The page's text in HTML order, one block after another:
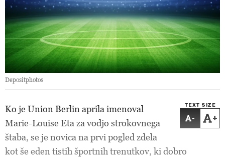
Depositphotos
TEXT SIZE
- +
Ko je Union Berlin aprila imenoval
Marie-Louise Eta za vodjo strokovnega
štaba, se je novica na prvi pogled zdela
kot še eden tistih športnih trenutkov, ki dobro